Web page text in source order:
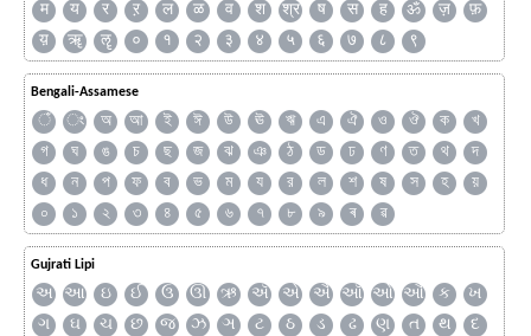
म
य र ऱ ल ळ व श श्र ष स ह ॐ ज़
फ़
य़
ॠ ॡ ० १ २ ३ ४ ५ ६ ७ ८ ९
Bengali-Assamese
ঁ ং অ আ ই ঈ উ ঊ ঋ এ ঐ ও ঔ ক
খ
গ
ঘ ঙ চ ছ জ ঝ ঞ ঠ ড ঢ ণ ত থ
দ
ধ
ন প ফ ব ভ ম য র ল শ ষ স হ
য়
০
১ ২ ৩ ৪ ৫ ৬ ৭ ৮ ৯ ৰ ৱ
Gujrati Lipi
અ આ ઇ ઈ ઉ ઊ ઋ ઍ એ ઐ ઑ ઓ ઔ ક
ખ
ગ
ઘ ચ છ જ ઝ ઞ ટ ઠ ડ ઢ ણ ત થ
દ